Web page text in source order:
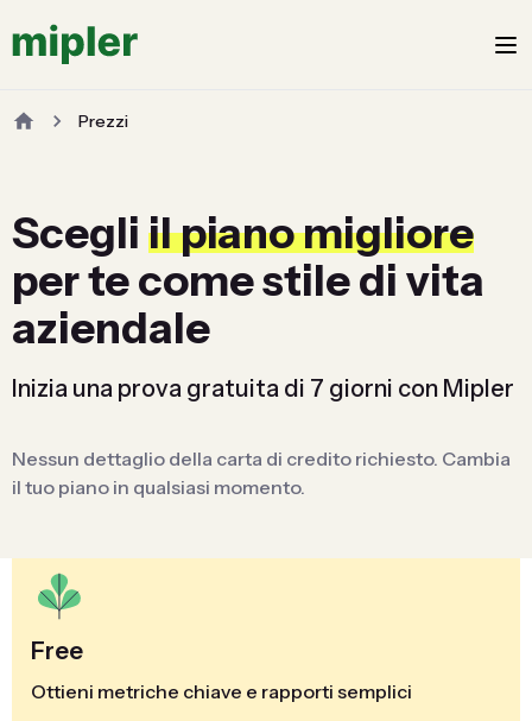
Prezzi
Scegli il piano migliore
per te come stile di vita
aziendale
Inizia una prova gratuita di 7 giorni con Mipler
Nessun dettaglio della carta di credito richiesto. Cambia
il tuo piano in qualsiasi momento.
Free
Ottieni metriche chiave e rapporti semplici